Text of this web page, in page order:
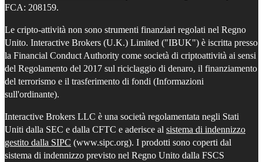
FCA: 208159.
Le cripto-attività non sono strumenti finanziari regolati nel Regno
Unito. Interactive Brokers (U.K.) Limited ("IBUK") è iscritta presso
la Financial Conduct Authority come società di criptoattività ai sensi
del Regolamento del 2017 sul riciclaggio di denaro, il finanziamento
del terrorismo e il trasferimento di fondi (Informazioni
sull'ordinante).
Interactive Brokers LLC è una società regolamentata negli Stati
Uniti dalla SEC e dalla CFTC e aderisce al sistema di indennizzo
gestito dalla SIPC (www.sipc.org). I prodotti sono coperti dal
sistema di indennizzo previsto nel Regno Unito dalla FSCS